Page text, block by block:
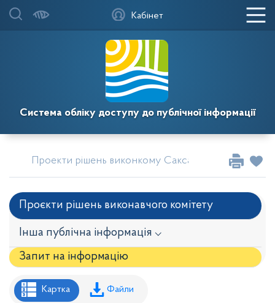
Система обліку доступу до публічної інформації
Кабінет
Проекти рішень виконкому Саксаганської
Проєкти рішень виконавчого комітету
Інша публічна інформація ⌵
Запит на iнформацію
Рішення районної ради
Картка Файли